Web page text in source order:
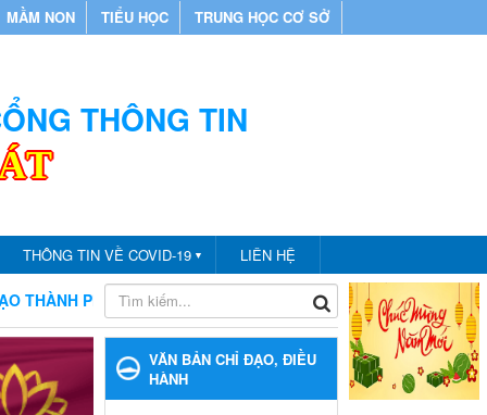
MẦM NON TIỂU HỌC TRUNG HỌC CƠ SỞ
THÔNG TIN
THÔNG TIN VỀ COVID-19 ▼ LIÊN HỆ
CHÀO MỪNG BẠN ĐẾN VỚI CỔNG THÔNG TIN
VĂN BẢN CHỈ ĐẠO, ĐIỀU
HÀNH